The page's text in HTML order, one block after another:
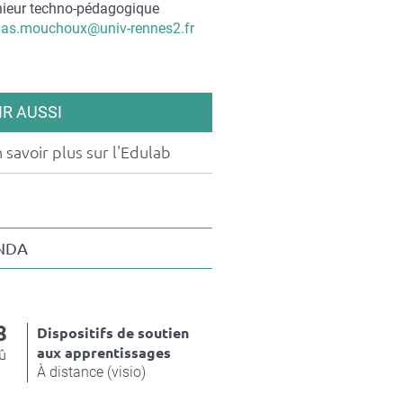
techno-pédagogique
rennes2.fr
AUSSI
savoir plus sur l'Edulab
Dispositifs de soutien
aux apprentissages
À distance (visio)